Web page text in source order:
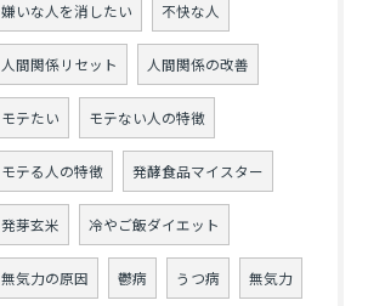
嫌いな人を消したい 不快な人
人間関係リセット 人間関係の改善
モテたい モテない人の特徴
モテる人の特徴 発酵食品マイスター
発芽玄米 冷やご飯ダイエット
無気力の原因 鬱病 うつ病 無気力